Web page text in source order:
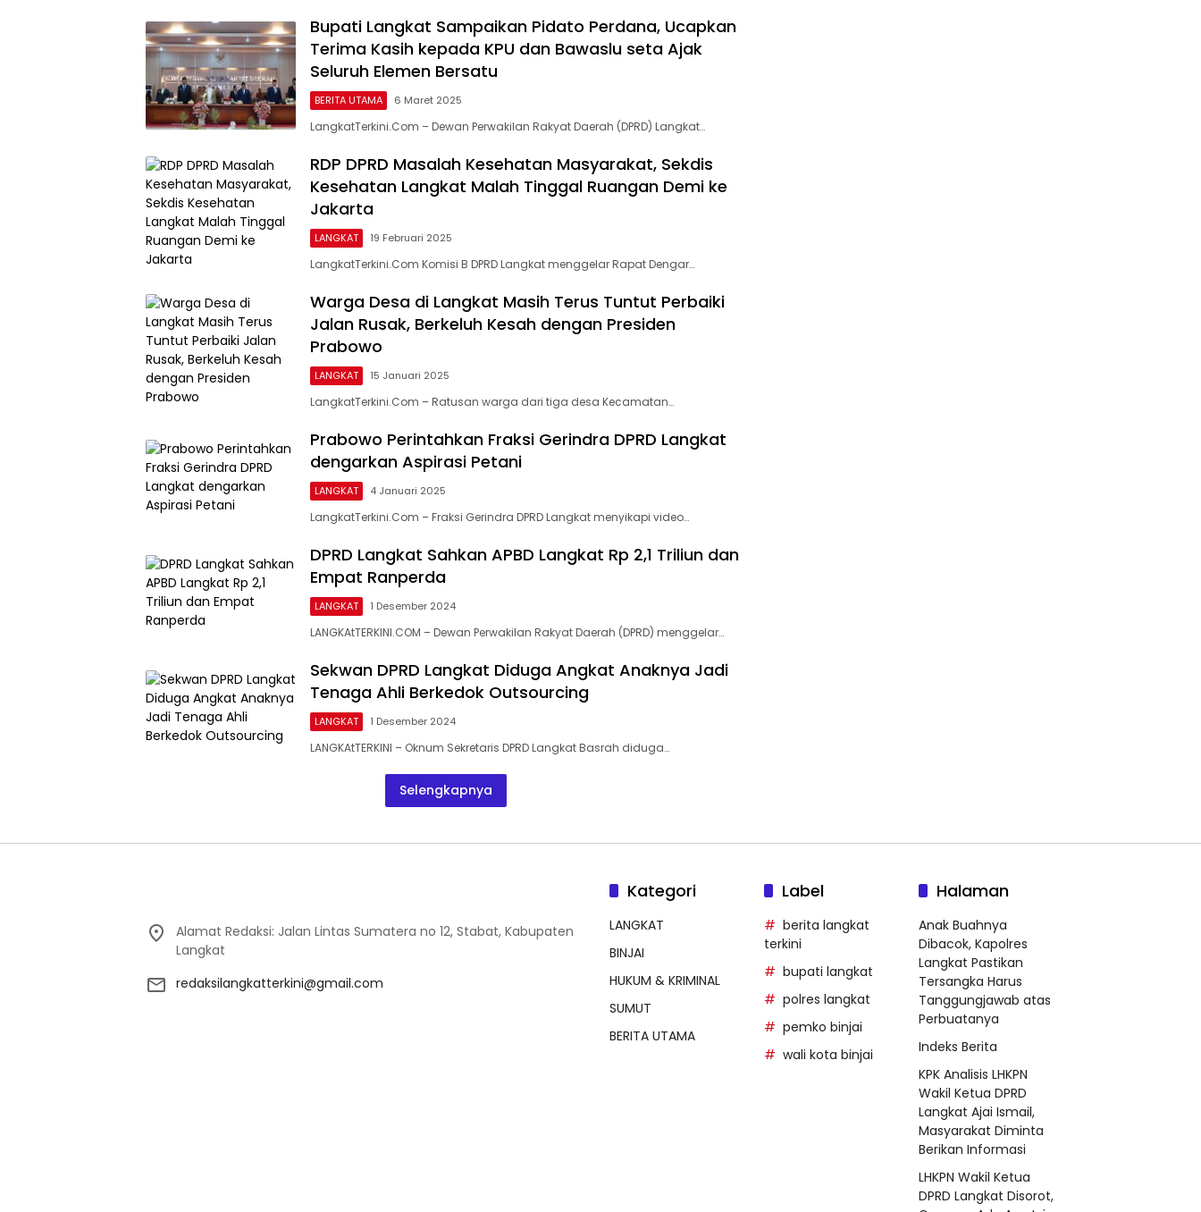
Bupati Langkat Sampaikan Pidato Perdana, Ucapkan
Terima Kasih kepada KPU dan Bawaslu seta Ajak
Seluruh Elemen Bersatu
BERITA UTAMA 6 Maret 2025
LangkatTerkini.Com – Dewan Perwakilan Rakyat Daerah (DPRD) Langkat…
RDP DPRD Masalah Kesehatan Masyarakat, Sekdis
Kesehatan Langkat Malah Tinggal Ruangan Demi ke
Jakarta
LANGKAT 19 Februari 2025
LangkatTerkini.Com Komisi B DPRD Langkat menggelar Rapat Dengar…
Warga Desa di Langkat Masih Terus Tuntut Perbaiki
Jalan Rusak, Berkeluh Kesah dengan Presiden
Prabowo
LANGKAT 15 Januari 2025
LangkatTerkini.Com – Ratusan warga dari tiga desa Kecamatan…
Prabowo Perintahkan Fraksi Gerindra DPRD Langkat
dengarkan Aspirasi Petani
LANGKAT 4 Januari 2025
LangkatTerkini.Com – Fraksi Gerindra DPRD Langkat menyikapi video…
DPRD Langkat Sahkan APBD Langkat Rp 2,1 Triliun dan
Empat Ranperda
LANGKAT 1 Desember 2024
LANGKAtTERKINI.COM – Dewan Perwakilan Rakyat Daerah (DPRD) menggelar…
Sekwan DPRD Langkat Diduga Angkat Anaknya Jadi
Tenaga Ahli Berkedok Outsourcing
LANGKAT 1 Desember 2024
LANGKAtTERKINI – Oknum Sekretaris DPRD Langkat Basrah diduga…
Selengkapnya
Alamat Redaksi: Jalan Lintas Sumatera no 12, Stabat, Kabupaten
Langkat
redaksilangkatterkini@gmail.com
Kategori
LANGKAT
BINJAI
HUKUM & KRIMINAL
SUMUT
BERITA UTAMA
Label
berita langkat
terkini
bupati langkat
polres langkat
pemko binjai
wali kota binjai
Halaman
Anak Buahnya
Dibacok, Kapolres
Langkat Pastikan
Tersangka Harus
Tanggungjawab atas
Perbuatanya
Indeks Berita
KPK Analisis LHKPN
Wakil Ketua DPRD
Langkat Ajai Ismail,
Masyarakat Diminta
Berikan Informasi
LHKPN Wakil Ketua
DPRD Langkat Disorot,